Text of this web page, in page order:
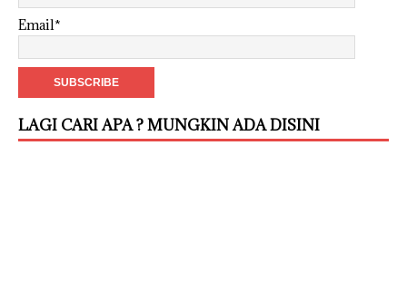
Email*
LAGI CARI APA ? MUNGKIN ADA DISINI